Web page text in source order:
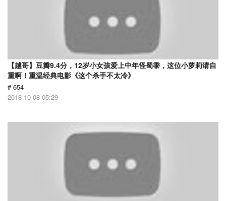
【越哥】豆瓣9.4分，12岁小女孩爱上中年怪蜀黍，这位小萝莉请自
重啊！重温经典电影《这个杀手不太冷》
# 654
2018-10-08 05:29